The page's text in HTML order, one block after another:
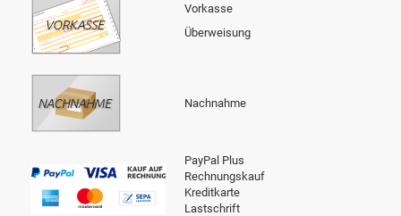
Vorkasse
Überweisung
Nachnahme
PayPal Plus
Rechnungskauf
Kreditkarte
Lastschrift